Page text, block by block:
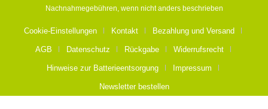
Nachnahmegebühren, wenn nicht anders beschrieben
Cookie-Einstellungen Kontakt Bezahlung und Versand
AGB Datenschutz Rückgabe Widerrufsrecht
Hinweise zur Batterieentsorgung Impressum
Newsletter bestellen